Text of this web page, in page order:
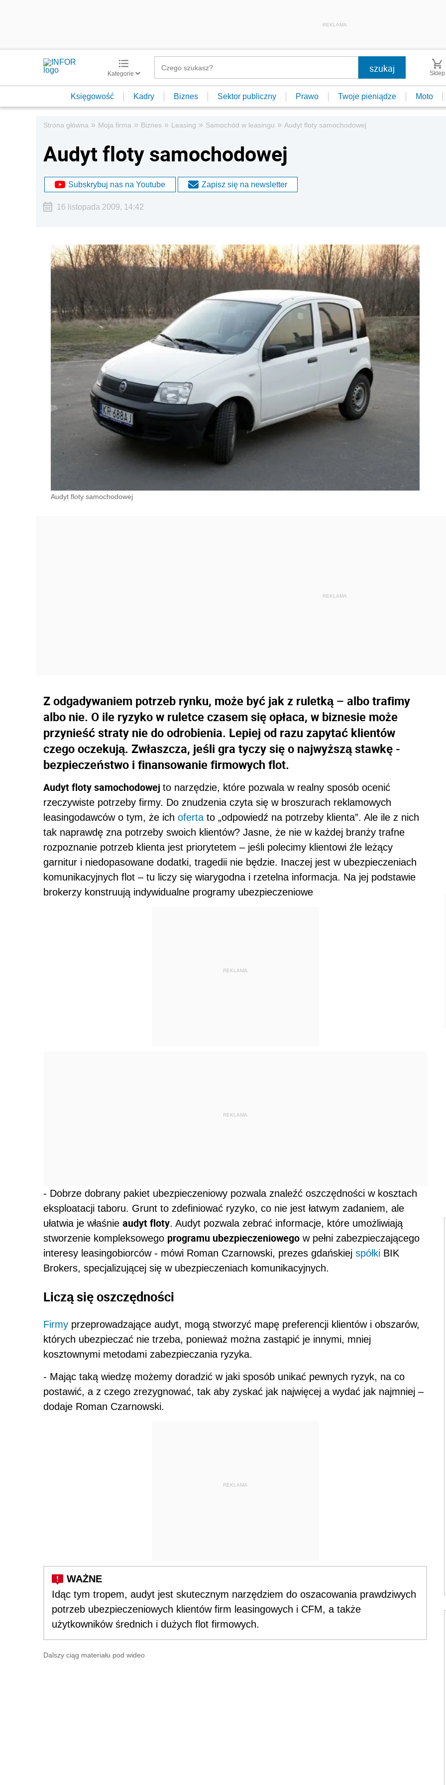
REKLAMA
Kategorie Sklep
Księgowość Kadry Biznes Sektor publiczny Prawo Twoje pieniądze Moto
Strona główna » Moja firma » Biznes » Leasing » Samochód w leasingu » Audyt floty samochodowej
Audyt floty samochodowej
Subskrybuj nas na Youtube Zapisz się na newsletter
16 listopada 2009, 14:42
Audyt floty samochodowej
Z odgadywaniem potrzeb rynku, może być jak z ruletką – albo trafimy
albo nie. O ile ryzyko w ruletce czasem się opłaca, w biznesie może
przynieść straty nie do odrobienia. Lepiej od razu zapytać klientów
czego oczekują. Zwłaszcza, jeśli gra tyczy się o najwyższą stawkę -
bezpieczeństwo i finansowanie firmowych flot.
Audyt floty samochodowej to narzędzie, które pozwala w realny sposób ocenić
rzeczywiste potrzeby firmy. Do znudzenia czyta się w broszurach reklamowych
leasingodawców o tym, że ich oferta to „odpowiedź na potrzeby klienta”. Ale ile z nich
tak naprawdę zna potrzeby swoich klientów? Jasne, że nie w każdej branży trafne
rozpoznanie potrzeb klienta jest priorytetem – jeśli polecimy klientowi źle leżący
garnitur i niedopasowane dodatki, tragedii nie będzie. Inaczej jest w ubezpieczeniach
komunikacyjnych flot – tu liczy się wiarygodna i rzetelna informacja. Na jej podstawie
brokerzy konstruują indywidualne programy ubezpieczeniowe
REKLAMA
REKLAMA
- Dobrze dobrany pakiet ubezpieczeniowy pozwala znaleźć oszczędności w kosztach
eksploatacji taboru. Grunt to zdefiniować ryzyko, co nie jest łatwym zadaniem, ale
ułatwia je właśnie audyt floty. Audyt pozwala zebrać informacje, które umożliwiają
stworzenie kompleksowego programu ubezpieczeniowego w pełni zabezpieczającego
interesy leasingobiorców - mówi Roman Czarnowski, prezes gdańskiej spółki BIK
Brokers, specjalizującej się w ubezpieczeniach komunikacyjnych.
Liczą się oszczędności
Firmy przeprowadzające audyt, mogą stworzyć mapę preferencji klientów i obszarów,
których ubezpieczać nie trzeba, ponieważ można zastąpić je innymi, mniej
kosztownymi metodami zabezpieczania ryzyka.
- Mając taką wiedzę możemy doradzić w jaki sposób unikać pewnych ryzyk, na co
postawić, a z czego zrezygnować, tak aby zyskać jak najwięcej a wydać jak najmniej –
dodaje Roman Czarnowski.
REKLAMA
Idąc tym tropem, audyt jest skutecznym narzędziem do oszacowania prawdziwych
potrzeb ubezpieczeniowych klientów firm leasingowych i CFM, a także
użytkowników średnich i dużych flot firmowych.
Dalszy ciąg materiału pod wideo